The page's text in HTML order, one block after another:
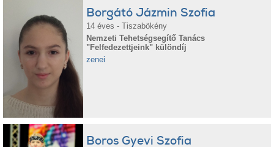
Borgátó Jázmin Szofia
14 éves - Tiszabökény
Nemzeti Tehetségsegítő Tanács
"Felfedezettjeink" különdíj
zenei
Boros Gyevi Szofia